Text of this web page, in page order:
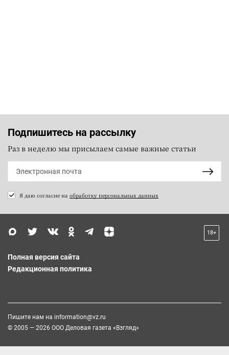
Подпишитесь на рассылку
Раз в неделю мы присылаем самые важные статьи
Я даю согласие на обработку персональных данных
18+
Полная версия сайта
Редакционная политика
Пишите нам на information@vz.ru
© 2005 — 2026 ООО Деловая газета «Взгляд»